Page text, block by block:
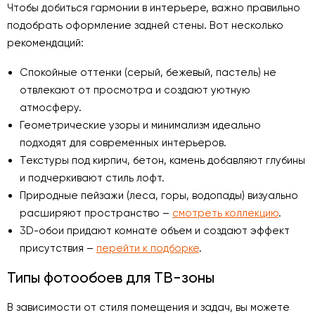
Чтобы добиться гармонии в интерьере, важно правильно
подобрать оформление задней стены. Вот несколько
рекомендаций:
Спокойные оттенки (серый, бежевый, пастель) не
отвлекают от просмотра и создают уютную
атмосферу.
Геометрические узоры и минимализм идеально
подходят для современных интерьеров.
Текстуры под кирпич, бетон, камень добавляют глубины
и подчеркивают стиль лофт.
Природные пейзажи (леса, горы, водопады) визуально
расширяют пространство – смотреть коллекцию.
3D-обои придают комнате объем и создают эффект
присутствия – перейти к подборке.
Типы фотообоев для ТВ-зоны
В зависимости от стиля помещения и задач, вы можете